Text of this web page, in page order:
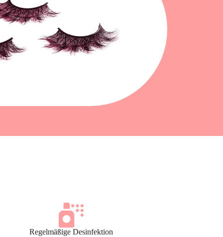
Regelmäßige Desinfektion